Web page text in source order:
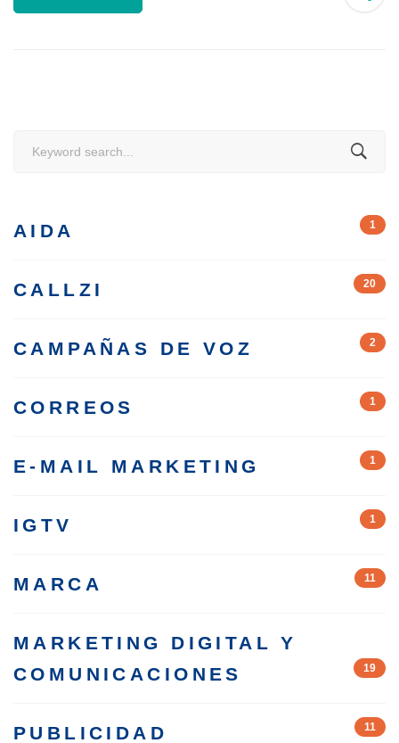
Search
AIDA 1
CALLZI 20
CAMPAÑAS DE VOZ 2
CORREOS 1
E-MAIL MARKETING 1
IGTV 1
MARCA 11
MARKETING DIGITAL Y
COMUNICACIONES
19
PUBLICIDAD 11